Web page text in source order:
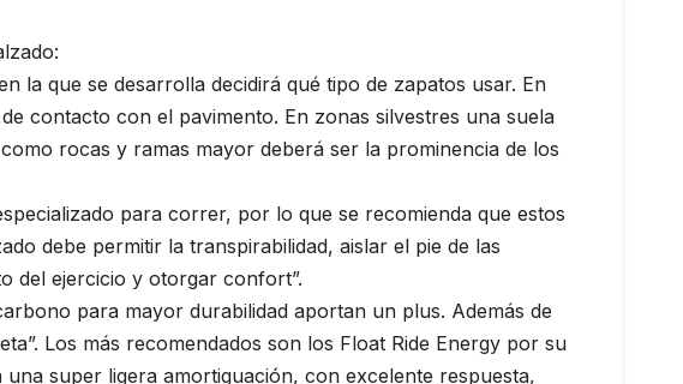
la que se desarrolla decidirá qué tipo de zapatos usar. En
contacto con el pavimento. En zonas silvestres una suela
rocas y ramas mayor deberá ser la prominencia de los
para correr, por lo que se recomienda que estos
debe permitir la transpirabilidad, aislar el pie de las
del ejercicio y otorgar confort”.
para mayor durabilidad aportan un plus. Además de
Los más recomendados son los Float Ride Energy por su
super ligera amortiguación, con excelente respuesta,